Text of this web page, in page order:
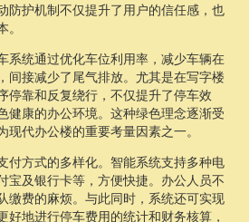
防护机制不仅提升了用户的信任感，也
。
系统通过优化车位利用率，减少车辆在
间接减少了尾气排放。尤其是在写字楼
停靠和反复绕行，不仅提升了停车效
健康的办公环境。这种绿色理念逐渐受
现代办公楼的重要考量因素之一。
付方式的多样化。智能系统支持多种电
宝及银行卡等，方便快捷。办公人员不
缴费的麻烦。与此同时，系统还可实现
好地进行停车费用的统计和财务核算，